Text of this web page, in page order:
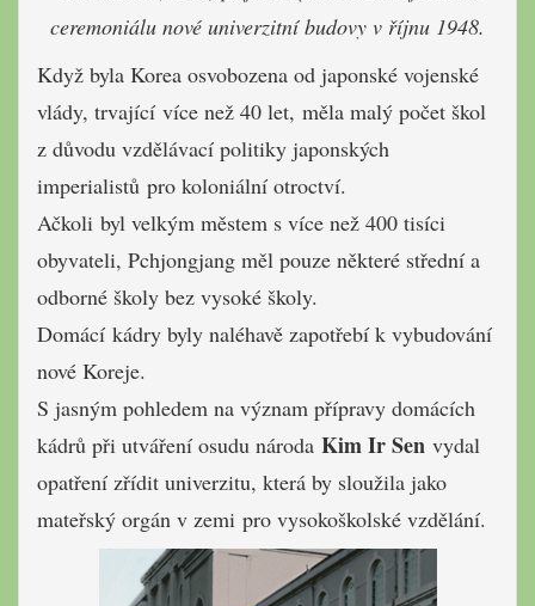
ceremoniálu nové univerzitní budovy v říjnu 1948.
Když byla Korea osvobozena od japonské vojenské
vlády, trvající více než 40 let, měla malý počet škol
z důvodu vzdělávací politiky japonských
imperialistů pro koloniální otroctví.
Ačkoli byl velkým městem s více než 400 tisíci
obyvateli, Pchjongjang měl pouze některé střední a
odborné školy bez vysoké školy.
Domácí kádry byly naléhavě zapotřebí k vybudování
nové Koreje.
S jasným pohledem na význam přípravy domácích
kádrů při utváření osudu národa Kim Ir Sen vydal
opatření zřídit univerzitu, která by sloužila jako
mateřský orgán v zemi pro vysokoškolské vzdělání.